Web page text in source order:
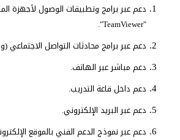
دعم عبر برامج وتطبيقات الوصول لأجهزة
"TeamViewer".
دعم عبر برامج محادثات التواصل
دعم مباشر عبر الهاتف.
دعم داخل قاعة التدريب.
دعم عبر البريد الإلكتروني.
دعم عبر نموذج الدعم الفني بالموقع